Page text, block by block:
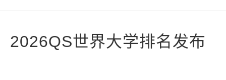
2026QS世界大学排名发布